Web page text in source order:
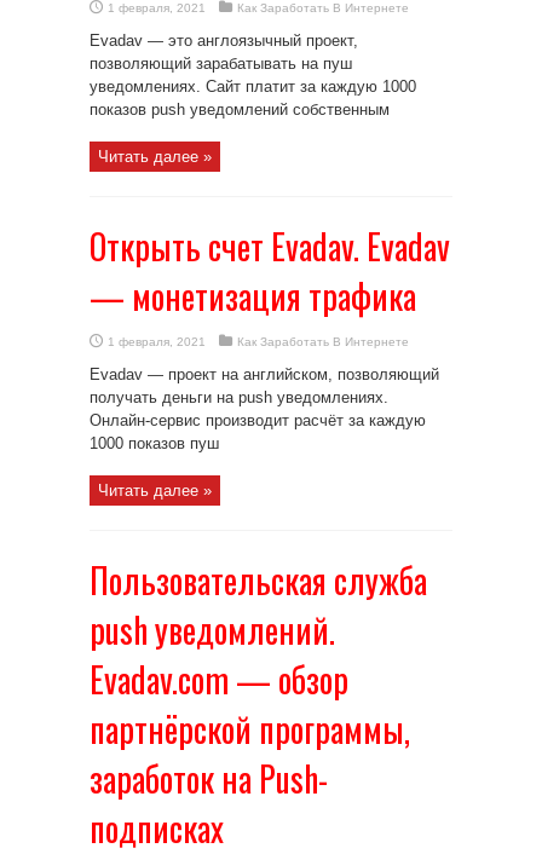
1 февраля, 2021 Как Заработать В Интернете
Evadav — это англоязычный проект,
позволяющий зарабатывать на пуш
уведомлениях. Сайт платит за каждую 1000
показов push уведомлений собственным
Читать далее »
Открыть счет Evadav. Evadav
— монетизация трафика
1 февраля, 2021 Как Заработать В Интернете
Evadav — проект на английском, позволяющий
получать деньги на push уведомлениях.
Онлайн-сервис производит расчёт за каждую
1000 показов пуш
Читать далее »
Пользовательская служба
push уведомлений.
Evadav.com — обзор
партнёрской программы,
заработок на Push-
подписках